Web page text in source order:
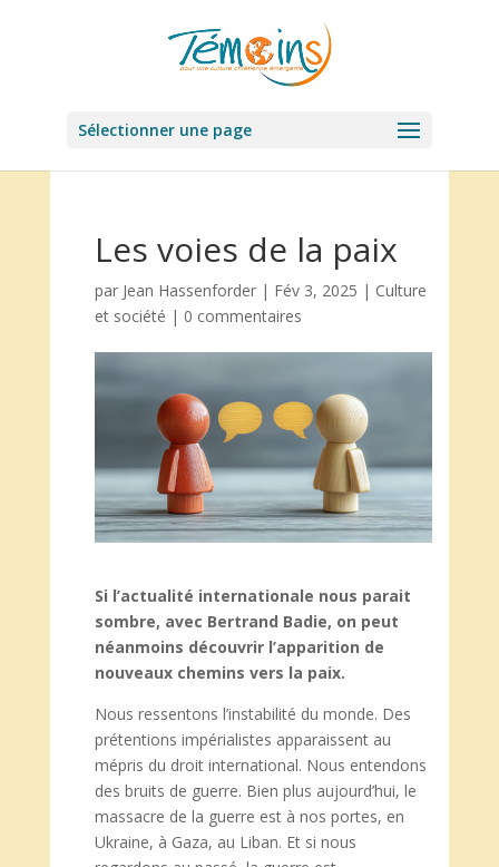
Sélectionner une page
Les voies de la paix
par Jean Hassenforder| Fév 3, 2025 | Culture
et société | 0 commentaires
Si l’actualité internationale nous parait
sombre, avec Bertrand Badie, on peut
néanmoins découvrir l’apparition de
nouveaux chemins vers la paix.
Nous ressentons l’instabilité du monde. Des
prétentions impérialistes apparaissent au
mépris du droit international. Nous entendons
des bruits de guerre. Bien plus aujourd’hui, le
massacre de la guerre est à nos portes, en
Ukraine, à Gaza, au Liban. Et si nous